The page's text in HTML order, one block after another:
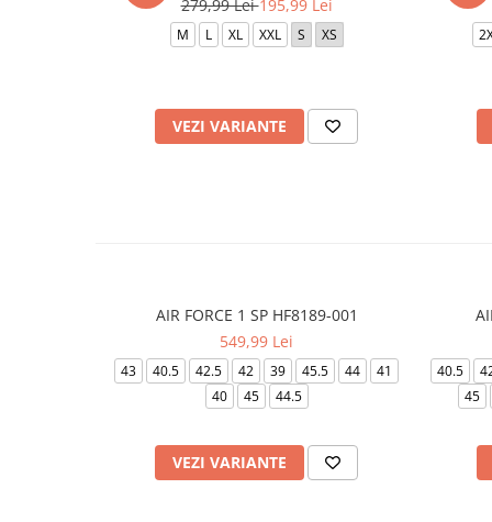
279,99 Lei195,99 Lei
M L XL XXL S XS
VEZI VARIANTE
AIR FORCE 1 SP HF8189-001
549,99 Lei
43 40.5 42.5 42 39 45.5 44
41
40
45 44.5
VEZI VARIANTE
40.5
45